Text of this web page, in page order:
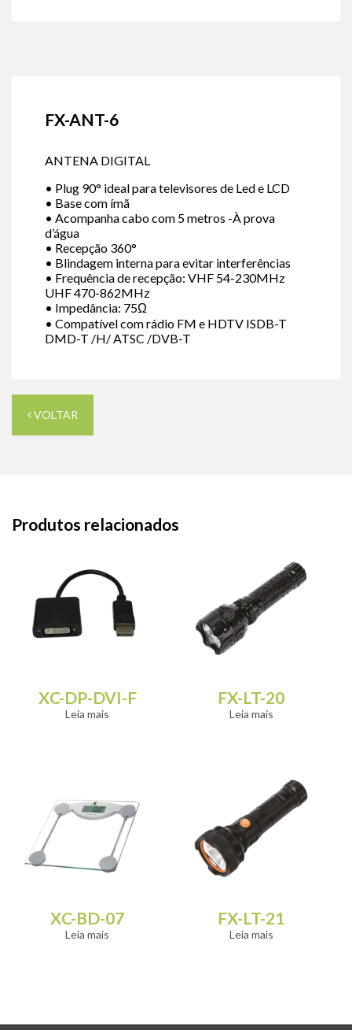
FX-ANT-6
ANTENA DIGITAL
• Plug 90° ideal para televisores de Led e LCD
• Base com ímã
• Acompanha cabo com 5 metros -À prova
d’água
• Recepção 360°
• Blindagem interna para evitar interferências
• Frequência de recepção: VHF 54-230MHz
UHF 470-862MHz
• Impedância: 75Ω
• Compatível com rádio FM e HDTV ISDB-T
DMD-T /H/ ATSC /DVB-T
VOLTAR
Produtos relacionados
XC-DP-DVI-F
Leia mais
FX-LT-20
Leia mais
XC-BD-07
Leia mais
FX-LT-21
Leia mais